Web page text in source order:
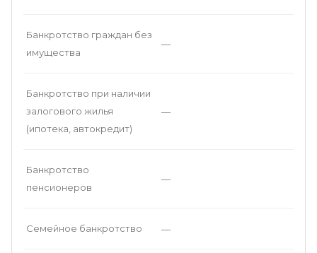
Банкротство граждан без
имущества
—
Банкротство при наличии
залогового жилья
(ипотека, автокредит)
—
Банкротство
пенсионеров
—
Семейное банкротство —